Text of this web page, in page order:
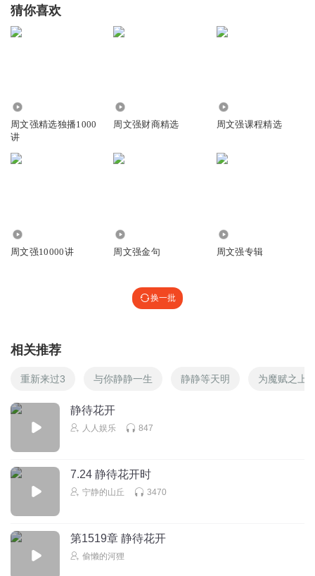
相信就能看到
红袍状元
猜你喜欢
周文强精选独播1000
讲
周文强财商精选 周文强课程精选
周文强10000讲 周文强金句 周文强专辑
换一批
相关推荐
重新来过3 与你静静一生 静静等天明 为魔赋之上
静待花开
人人娱乐 847
7.24 静待花开时
宁静的山丘 3470
第1519章 静待花开
偷懒的河狸